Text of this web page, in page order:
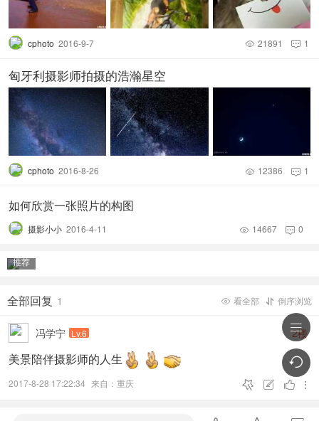
cphoto 2016-9-7  1
 21891
匈牙利摄影师拍摄的浩瀚星空
cphoto 2016-8-26  1
 12386
如何欣赏一张照片的构图
摄影小小 2016-4-11  0
 14667
推荐
 倒序浏览
 看全部
全部回复 1
冯学宁 Lv.6 2楼
美景陪伴摄影师的人生
2017-8-28 17:22:34 来自：重庆   


